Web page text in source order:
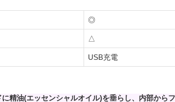
◎
△
USB充電
精油(エッセンシャルオイル)を垂らし、内部から